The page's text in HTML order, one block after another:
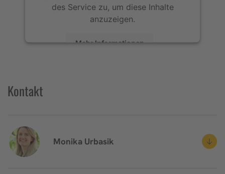
des Service zu, um diese Inhalte
anzuzeigen.
Mehr Informationen
Kontakt
Monika Urbasik